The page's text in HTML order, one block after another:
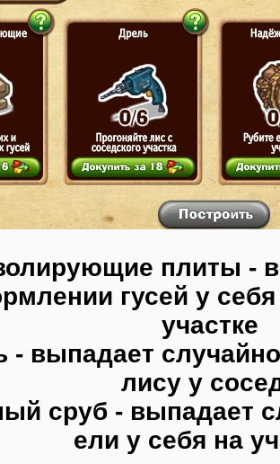
плиты -
гусей у
участке
- выпадает
лису у
сруб - выпадает
ели у себя на